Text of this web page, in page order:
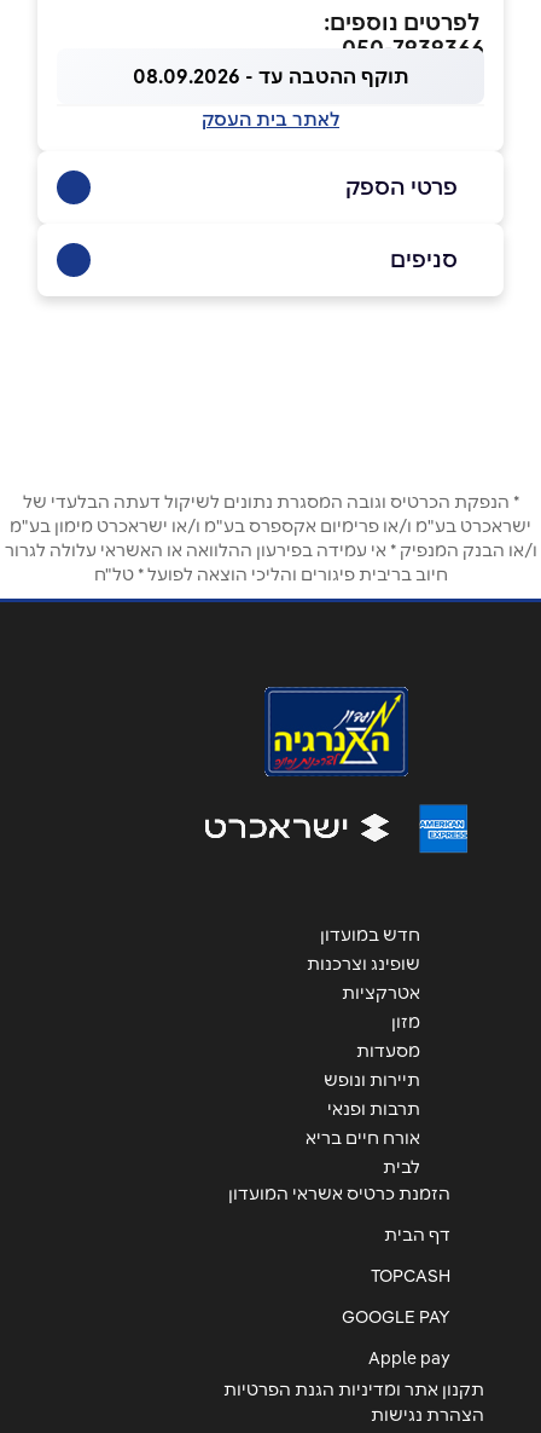
לפרטים נוספים:
050-7939366
תוקף ההטבה עד - 08.09.2026
לאתר בית העסק
פרטי הספק
באתר בפייסבוק
טלפון*
אימייל *
אנא חזרו אלי בקשר ל...
סניפים
* הנפקת הכרטיס וגובה המסגרת נתונים לשיקול דעתה הבלעדי של
ישראכרט בע"מ ו/או פרימיום אקספרס בע"מ ו/או ישראכרט מימון בע"מ
ו/או הבנק המנפיק * אי עמידה בפירעון ההלוואה או האשראי עלולה לגרור
חיוב בריבית פיגורים והליכי הוצאה לפועל * טל"ח
חדש במועדון
שופינג וצרכנות
אטרקציות
מזון
מסעדות
תיירות ונופש
תרבות ופנאי
אורח חיים בריא
לבית
הזמנת כרטיס אשראי המועדון
דף הבית
TOPCASH
GOOGLE PAY
Apple pay
תקנון אתר ומדיניות הגנת הפרטיות
הצהרת נגישות